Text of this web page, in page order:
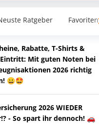
Ratgeber Favoriten
Rabatte, T-Shirts &
Mit guten Noten bei
2026 richtig
😀🤩
2026 WIEDER
- So spart ihr dennoch! 🚗